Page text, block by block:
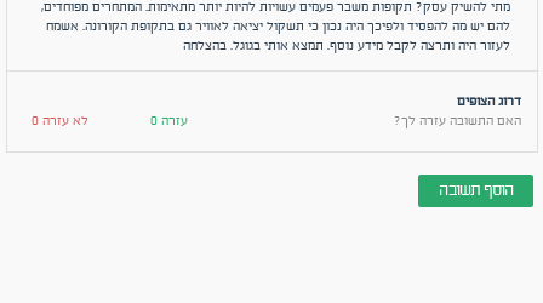
מתי להשיק עסק? תקופות משבר פעמים עשויות להיות יותר מתאימות. המתחרים מפוחדים,
להם יש מה להפסיד ולפיכך היה נכון כי תשקול יציאה לאוויר גם בתקופת הקורונה. אשמח
לעזור היה ותרצה לקבל מידע נוסף. תמצא אותי בגוגל. בהצלחה
דרוג הצופים
האם התשובה עזרה לך?
עזרה 0 לא עזרה 0
הוסף תשובה